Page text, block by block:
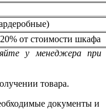
от стоимости шкафа
у менеджера при
товара.
документы и